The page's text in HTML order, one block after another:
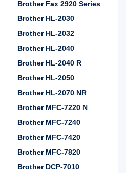
Brother Fax 2920 Series
Brother HL-2030
Brother HL-2032
Brother HL-2040
Brother HL-2040 R
Brother HL-2050
Brother HL-2070 NR
Brother MFC-7220 N
Brother MFC-7240
Brother MFC-7420
Brother MFC-7820
Brother DCP-7010